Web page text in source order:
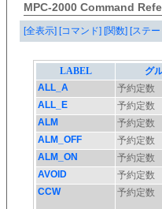
MPC-2000 Command
[全表示] [コマンド] [関数] [ステ